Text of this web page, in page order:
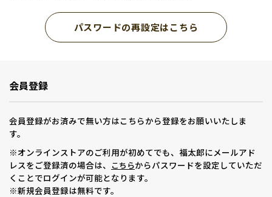
パスワードの再設定はこちら
会員登録
会員登録がお済みで無い方はこちらから登録をお願いいたしま
す。
※オンラインストアのご利用が初めてでも、福太郎にメールアド
レスをご登録済の場合は、 こちらからパスワードを設定していただ
くことでログインが可能となります。
※新規会員登録は無料です。